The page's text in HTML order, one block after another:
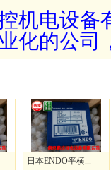
机电设备
化的公司
日本ENDO平横...